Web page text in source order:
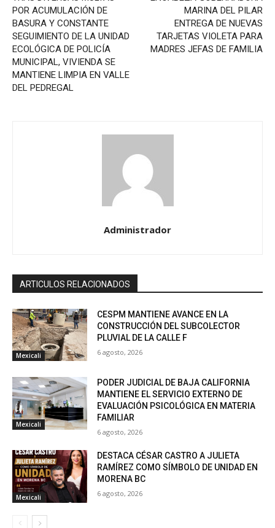
POR ACUMULACIÓN DE
BASURA Y CONSTANTE
SEGUIMIENTO DE LA UNIDAD
ECOLÓGICA DE POLICÍA
MUNICIPAL, VIVIENDA SE
MANTIENE LIMPIA EN VALLE
DEL PEDREGAL
MARINA DEL PILAR
ENTREGA DE NUEVAS
TARJETAS VIOLETA PARA
MADRES JEFAS DE FAMILIA
Administrador
ARTICULOS RELACIONADOS
Mexicali
CESPM MANTIENE AVANCE EN LA
CONSTRUCCIÓN DEL SUBCOLECTOR
PLUVIAL DE LA CALLE F
6 agosto, 2026
Mexicali
PODER JUDICIAL DE BAJA CALIFORNIA
MANTIENE EL SERVICIO EXTERNO DE
EVALUACIÓN PSICOLÓGICA EN MATERIA
FAMILIAR
6 agosto, 2026
Mexicali
DESTACA CÉSAR CASTRO A JULIETA
RAMÍREZ COMO SÍMBOLO DE UNIDAD EN
MORENA BC
6 agosto, 2026